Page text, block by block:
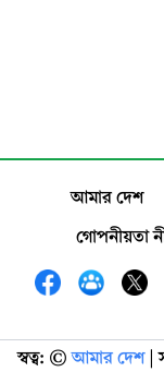
আমার দেশ
গোপনীয়তা
স্বত্ব: ©️ আমার দেশ|